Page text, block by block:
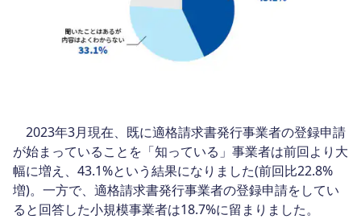
2023年3月現在、既に適格請求書発行事業者の登録申請
が始まっていることを「知っている」事業者は前回より大
幅に増え、43.1%という結果になりました(前回比22.8%
増)。一方で、適格請求書発行事業者の登録申請をしてい
ると回答した小規模事業者は18.7%に留まりました。